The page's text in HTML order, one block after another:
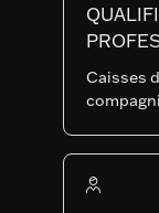
Caisses
AUM du fonds